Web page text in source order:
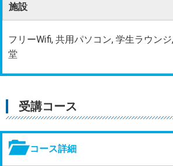
施設
フリーWifi, 共用パソコン, 学生ラウン
堂
受講コース
コース詳細